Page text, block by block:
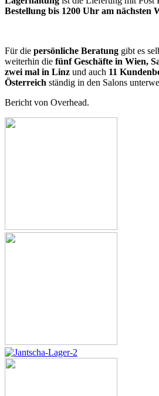
Bestellung bis 1200 Uhr am nächsten
Für die persönliche Beratung gibt es
weiterhin die fünf Geschäfte in Wien,
zwei mal in Linz und auch 11
Österreich ständig in den Salons
Bericht von Overhead.